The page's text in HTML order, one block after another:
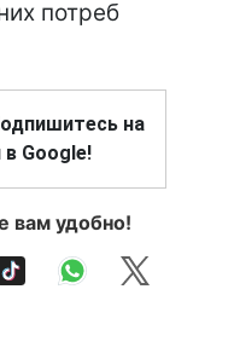
потреб
на
Google!
вам удобно!